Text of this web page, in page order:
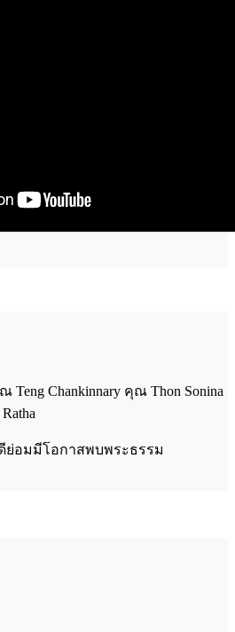
Chankinnary คุณ Thon Sonina
ย่อมมีโอกาสพบพระธรรม